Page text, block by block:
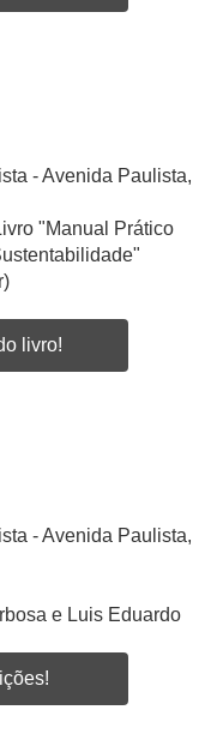
- Avenida Paulista,
"Manual Prático
livro!
- Avenida Paulista,
e Luis Eduardo